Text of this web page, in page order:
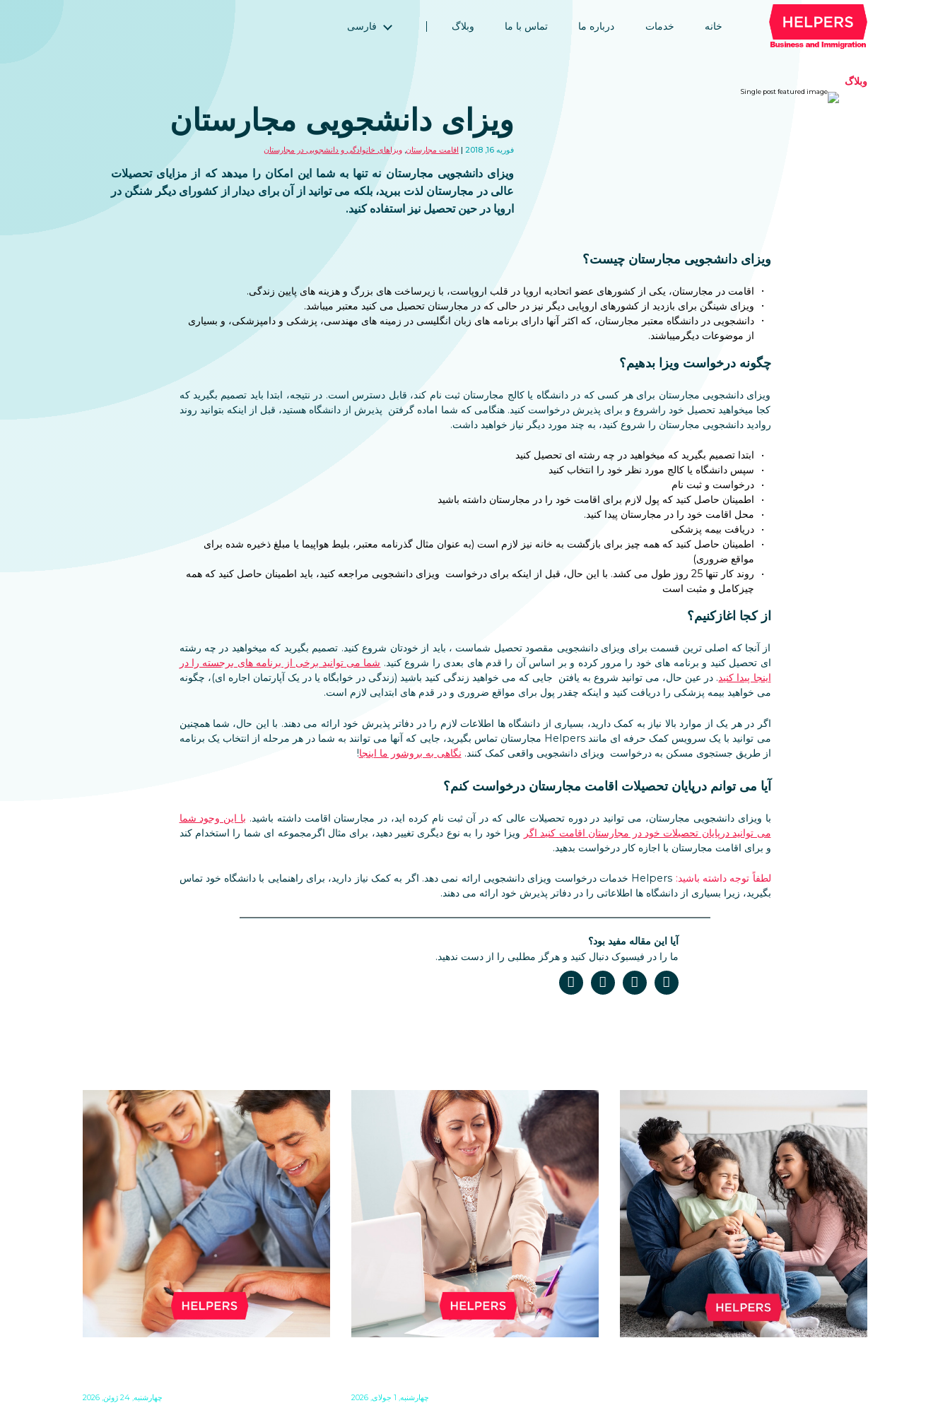
خانه خدمات درباره ما تماس با ما وبلاگ فارسی
Русский (روسی)
Español (اسپانیایی)
Türkçe (ترکی)
简体中文 (چینی ساده‌شده)
وبلاگ
ویزای دانشجویی مجارستان
فوریه 16, 2018 اقامت مجارستان ویزاهای خانوادگی و دانشجویی در مجارستان
ویزای دانشجویی مجارستان نه تنها به شما این امکان را میدهد که از مزایای تحصیلات
عالی در مجارستان لذت ببرید، بلکه می توانید از آن برای دیدار از کشورای دیگر شنگن در
اروپا در حین تحصیل نیز استفاده کنید.
ویزای دانشجویی مجارستان چیست؟
اقامت در مجارستان، یکی از کشورهای عضو اتحادیه اروپا در قلب اروپاست، با زیرساخت های بزرگ و هزینه های پایین زندگی.
ویزای شینگن برای بازدید از کشورهای اروپایی دیگر نیز در حالی که در مجارستان تحصیل می کنید معتبر میباشد.
دانشجویی در دانشگاه معتبر مجارستان، که اکثر آنها دارای برنامه های زبان انگلیسی در زمینه های مهندسی، پزشکی و دامپزشکی، و بسیاری
از موضوعات دیگرمیباشند.
چگونه درخواست ویزا بدهیم؟
ویزای دانشجویی مجارستان برای هر کسی که در دانشگاه یا کالج مجارستان ثبت نام کند، قابل دسترس است. در نتیجه، ابتدا باید تصمیم بگیرید که
کجا میخواهید تحصیل خود راشروع و برای پذیرش درخواست کنید. هنگامی که شما اماده گرفتن پذیرش از دانشگاه هستید، قبل از اینکه بتوانید روند
روادید دانشجویی مجارستان را شروع کنید، به چند مورد دیگر نیاز خواهید داشت.
ابتدا تصمیم بگیرید که میخواهید در چه رشته ای تحصیل کنید
سپس دانشگاه یا کالج مورد نظر خود را انتخاب کنید
درخواست و ثبت نام
اطمینان حاصل کنید که پول لازم برای اقامت خود را در مجارستان داشته باشید
محل اقامت خود را در مجارستان پیدا کنید.
دریافت بیمه پزشکی
اطمینان حاصل کنید که همه چیز برای بازگشت به خانه نیز لازم است (به عنوان مثال گذرنامه معتبر، بلیط هواپیما یا مبلغ ذخیره شده برای
مواقع ضروری)
روند کار تنها 25 روز طول می کشد. با این حال، قبل از اینکه برای درخواست ویزای دانشجویی مراجعه کنید، باید اطمینان حاصل کنید که همه
چیزکامل و مثبت است
از کجا اغازکنیم؟
از آنجا که اصلی ترین قسمت برای ویزای دانشجویی مقصود تحصیل شماست ، باید از خودتان شروع کنید. تصمیم بگیرید که میخواهید در چه رشته
ای تحصیل کنید و برنامه های خود را مرور کرده و بر اساس آن را قدم های بعدی را شروع کنید. شما می توانید برخی از برنامه های برجسته را در
اینجا پیدا کنید. در عین حال، می توانید شروع به یافتن جایی که می خواهید زندگی کنید باشید (زندگی در خوابگاه یا در یک آپارتمان اجاره ای)، چگونه
می خواهید بیمه پزشکی را دریافت کنید و اینکه چقدر پول برای مواقع ضروری و در قدم های ابتدایی لازم است.
اگر در هر یک از موارد بالا نیاز به کمک دارید، بسیاری از دانشگاه ها اطلاعات لازم را در دفاتر پذیرش خود ارائه می دهند. با این حال، شما همچنین
می توانید با یک سرویس کمک حرفه ای مانند Helpers مجارستان تماس بگیرید، جایی که آنها می توانند به شما در هر مرحله از انتخاب یک برنامه
از طریق جستجوی مسکن به درخواست ویزای دانشجویی واقعی کمک کنند. نگاهی به بروشور ما اینجا!
آیا می توانم درپایان تحصیلات اقامت مجارستان درخواست کنم؟
با ویزای دانشجویی مجارستان، می توانید در دوره تحصیلات عالی که در آن ثبت نام کرده اید، در مجارستان اقامت داشته باشید. با این وجود شما
می توانید درپایان تحصیلات خود در مجارستان اقامت کنید اگر ویزا خود را به نوع دیگری تغییر دهید، برای مثال اگرمجموعه ای شما را استخدام کند
و برای اقامت مجارستان با اجازه کار درخواست بدهید.
لطفاً توجه داشته باشید:
Helpers خدمات درخواست ویزای دانشجویی ارائه نمی دهد. اگر به کمک نیاز دارید، برای راهنمایی با دانشگاه خود تماس
بگیرید، زیرا بسیاری از دانشگاه ها اطلاعاتی را در دفاتر پذیرش خود ارائه می دهند.
آیا این مقاله مفید بود؟
ما را در فیسبوک دنبال کنید و هرگز مطلبی را از دست ندهید.
چهارشنبه, 1 جولای, 2026 چهارشنبه, 24 ژوئن, 2026